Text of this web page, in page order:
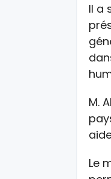
Il a
M.
Le